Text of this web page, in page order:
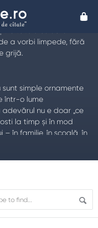
rece, ci
Citatele celebre
a vorbi limpede, fără
grijă.
simple ornamente
într-o lume
nu e doar „ce
la timp și în mod
în familie, în școală, în
iar
responsabil?
brutal, poate răni;
este forma: franchețe
fără spectacol.